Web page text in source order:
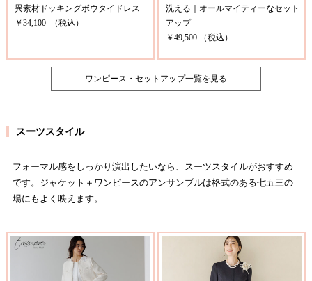
異素材ドッキングボウタイドレス
￥34,100 （税込）
洗える｜オールマイティーなセット
アップ
￥49,500 （税込）
ワンピース・セットアップ一覧を見る
スーツスタイル
フォーマル感をしっかり演出したいなら、スーツスタイルがおすすめ
です。ジャケット＋ワンピースのアンサンブルは格式のある七五三の
場にもよく映えます。